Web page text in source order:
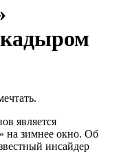
является
на зимнее окно. Об
инсайдер